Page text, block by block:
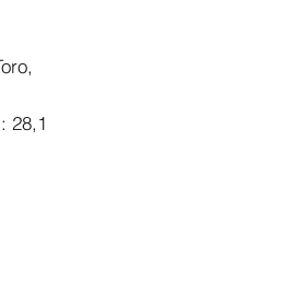
28,1